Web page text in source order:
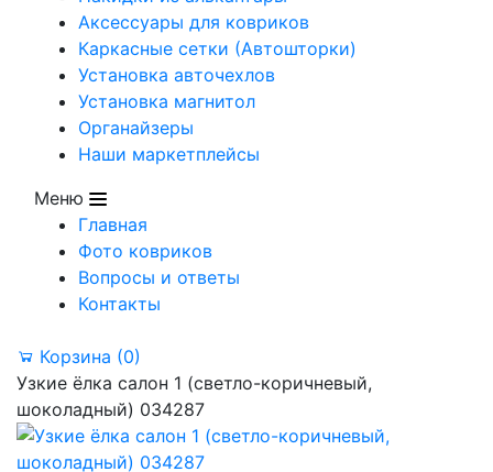
Аксессуары для ковриков
Каркасные сетки (Автошторки)
Установка авточехлов
Установка магнитол
Органайзеры
Наши маркетплейсы
Меню
Главная
Фото ковриков
Вопросы и ответы
Контакты
Корзина (0)
Узкие ёлка салон 1 (светло-коричневый,
шоколадный) 034287